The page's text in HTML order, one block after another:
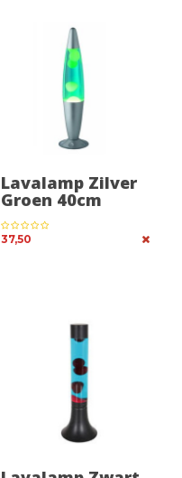
Lavalamp Zilver
Groen 40cm
37,50